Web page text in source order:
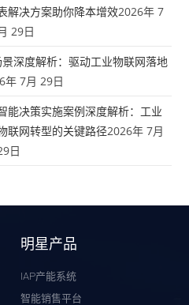
解决方案助你降本增效2026年 7
29日
深度解析：驱动工业物联网落地
年 7月 29日
能决策实施案例深度解析：工业
联网转型的关键路径2026年 7月
日
明星产品
IAP产能系统
智能销售平台